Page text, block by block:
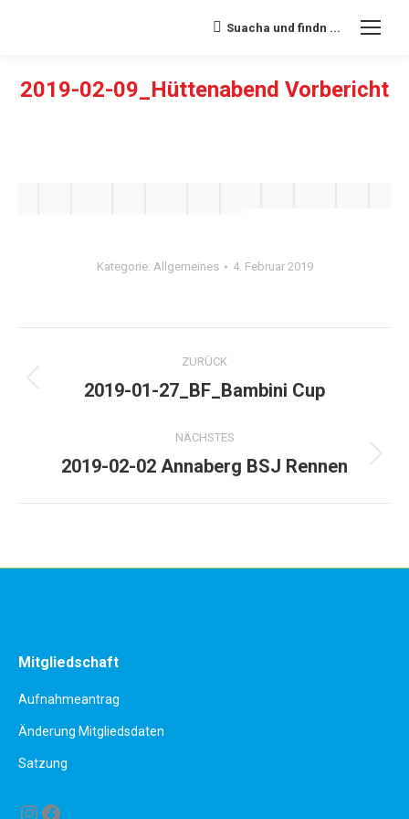
Search:
Suacha und findn ...
2019-02-09_Hüttenabend Vorbericht
Kategorie: Allgemeines 4. Februar 2019
Navigation
ZURÜCK
Vorheriges
2019-01-27_BF_Bambini Cup
NÄCHSTES
Nächstes
2019-02-02 Annaberg BSJ Rennen
Mitgliedschaft
Aufnahmeantrag
Änderung Mitgliedsdaten
Satzung
Instagram
Facebook